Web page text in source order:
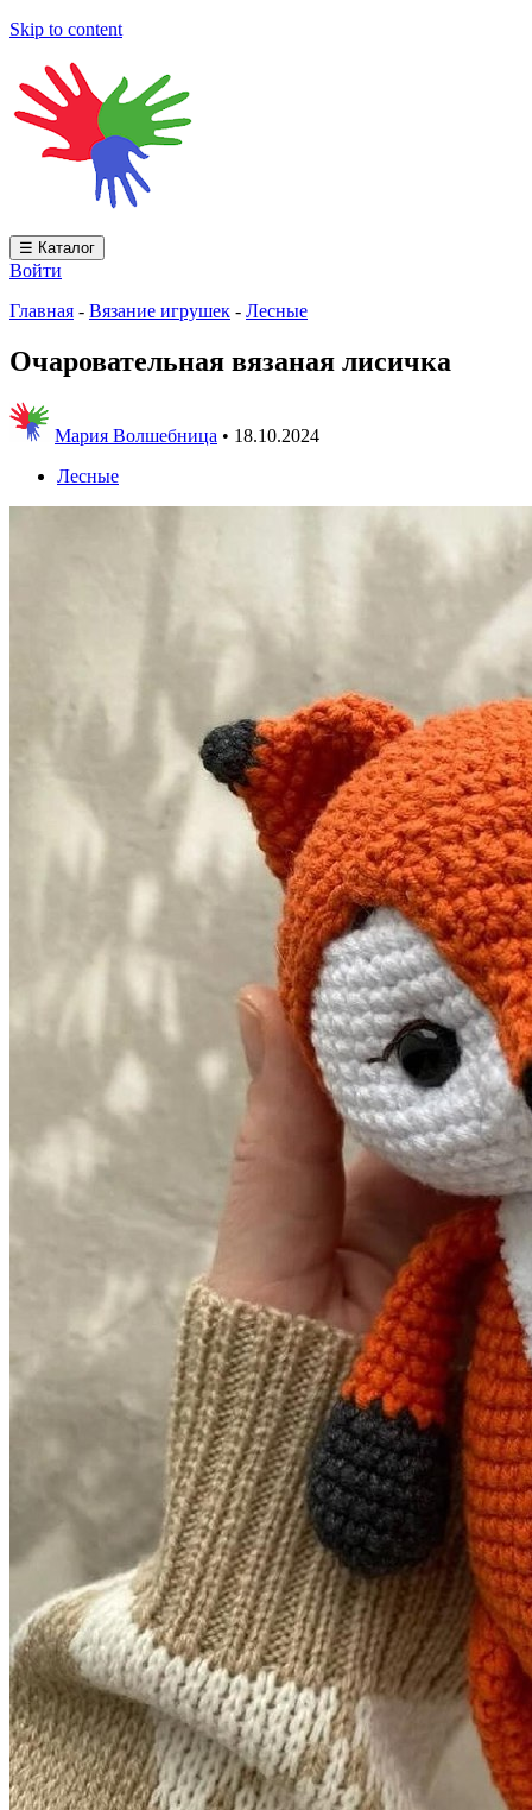
Skip to content
☰ Каталог
Войти
Главная - Вязание игрушек - Лесные
Очаровательная вязаная лисичка
Мария Волшебница • 18.10.2024
Лесные